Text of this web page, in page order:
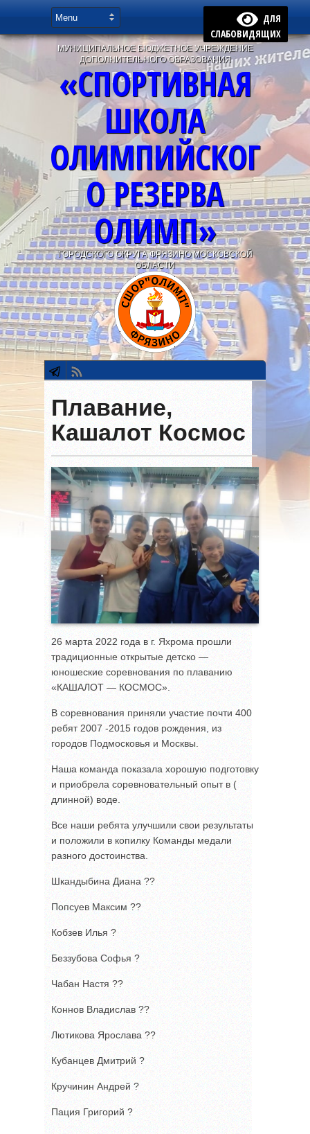
ДЛЯ
СЛАБОВИДЯЩИХ
МУНИЦИПАЛЬНОЕ БЮДЖЕТНОЕ УЧРЕЖДЕНИЕ
ДОПОЛНИТЕЛЬНОГО ОБРАЗОВАНИЯ
«СПОРТИВНАЯ
ШКОЛА
ОЛИМПИЙСКОГ
О РЕЗЕРВА
ОЛИМП»
ГОРОДСКОГО ОКРУГА ФРЯЗИНО МОСКОВСКОЙ
ОБЛАСТИ
Плавание,
Кашалот Космос
26 марта 2022 года в г. Яхрома прошли
традиционные открытые детско —
юношеские соревнования по плаванию
«КАШАЛОТ — КОСМОС».
В соревнования приняли участие почти 400
ребят 2007 -2015 годов рождения, из
городов Подмосковья и Москвы.
Наша команда показала хорошую подготовку
и приобрела соревновательный опыт в (
длинной) воде.
Все наши ребята улучшили свои результаты
и положили в копилку Команды медали
разного достоинства.
Шкандыбина Диана ??
Попсуев Максим ??
Кобзев Илья ?
Беззубова Софья ?
Чабан Настя ??
Коннов Владислав ??
Лютикова Ярослава ??
Кубанцев Дмитрий ?
Кручинин Андрей ?
Пация Григорий ?